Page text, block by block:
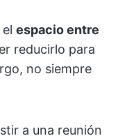
espacio entre
reducirlo para
no siempre
a una reunión